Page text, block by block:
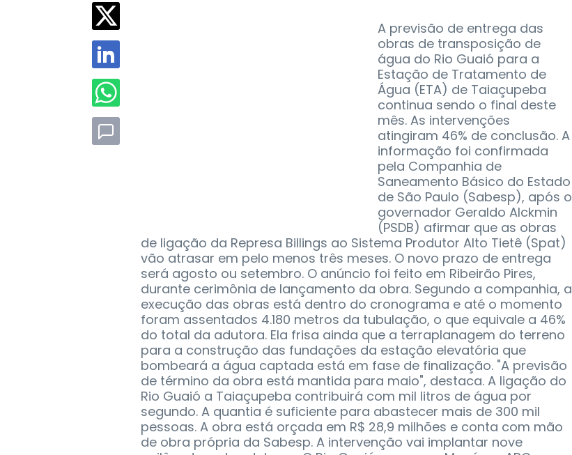
A previsão de entrega das
obras de transposição de
água do Rio Guaió para a
Estação de Tratamento de
Água (ETA) de Taiaçupeba
continua sendo o final deste
mês. As intervenções
atingiram 46% de conclusão. A
informação foi confirmada
pela Companhia de
Saneamento Básico do Estado
de São Paulo (Sabesp), após o
governador Geraldo Alckmin
(PSDB) afirmar que as obras
de ligação da Represa Billings ao Sistema Produtor Alto Tietê (Spat)
vão atrasar em pelo menos três meses. O novo prazo de entrega
será agosto ou setembro. O anúncio foi feito em Ribeirão Pires,
durante cerimônia de lançamento da obra. Segundo a companhia, a
execução das obras está dentro do cronograma e até o momento
foram assentados 4.180 metros da tubulação, o que equivale a 46%
do total da adutora. Ela frisa ainda que a terraplanagem do terreno
para a construção das fundações da estação elevatória que
bombeará a água captada está em fase de finalização. "A previsão
de término da obra está mantida para maio", destaca. A ligação do
Rio Guaió a Taiaçupeba contribuirá com mil litros de água por
segundo. A quantia é suficiente para abastecer mais de 300 mil
pessoas. A obra está orçada em R$ 28,9 milhões e conta com mão
de obra própria da Sabesp. A intervenção vai implantar nove